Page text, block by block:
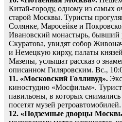
Китай-городу, одному из самых
старой Москвы. Туристы
Солянке, Маросейке и
Ивановский монастырь,
Скуратова, увидят собор
и Немецкую кирху, палаты
Мазепы, услышат рассказ о
описанном Гиляровским. Вс.,
11. «Московский Голливуд».
киностудию «Мосфильм».
павильоны, в которых
посетят музей
12. «Подземные дворцы